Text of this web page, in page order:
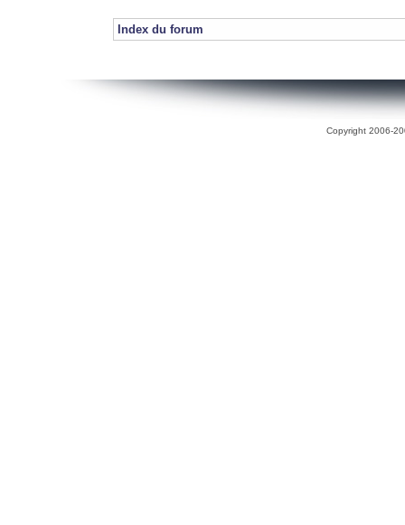
Index du forum
Copyright 2006-